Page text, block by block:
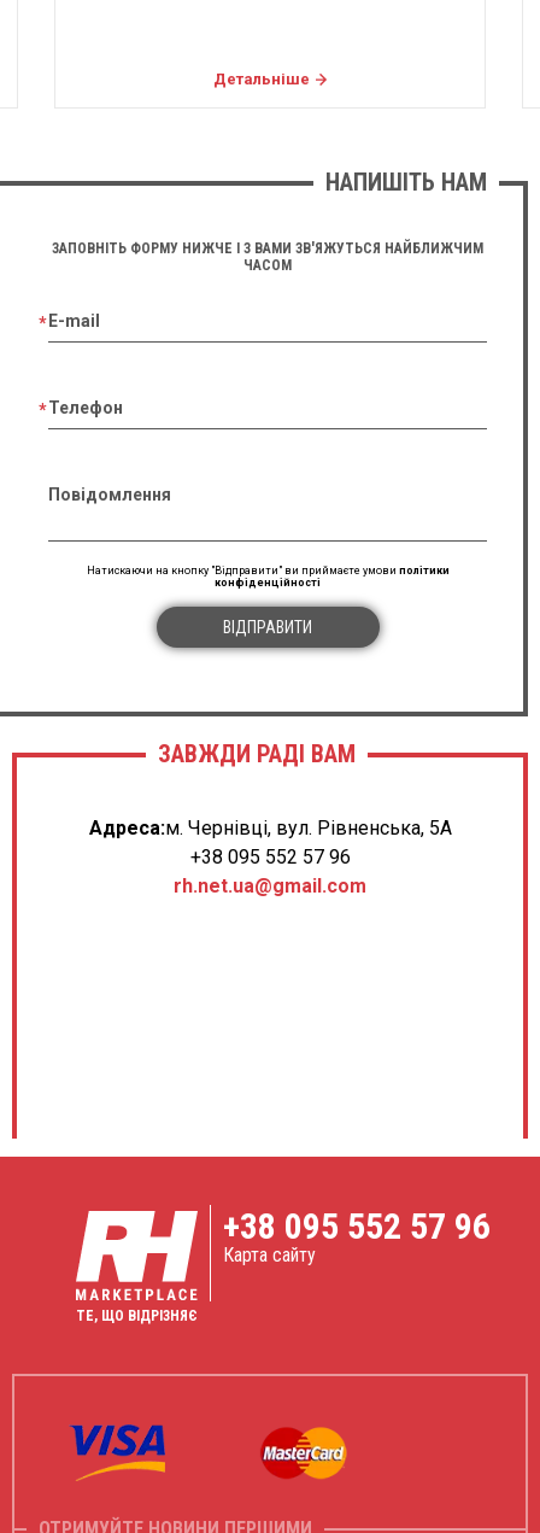
Детальніше
НАПИШІТЬ НАМ
ЗАПОВНІТЬ ФОРМУ НИЖЧЕ І З ВАМИ ЗВ'ЯЖУТЬСЯ НАЙБЛИЖЧИМ
ЧАСОМ
E-mail
Телефон
Повідомлення
Натискаючи на кнопку "Відправити" ви приймаєте умови політики
конфіденційності
ВІДПРАВИТИ
ЗАВЖДИ РАДІ ВАМ
Адреса:м. Чернівці, вул. Рівненська, 5А
+38 095 552 57 96
rh.net.ua@gmail.com
ТЕ, ЩО ВІДРІЗНЯЄ
+38 095 552 57 96
Карта сайту